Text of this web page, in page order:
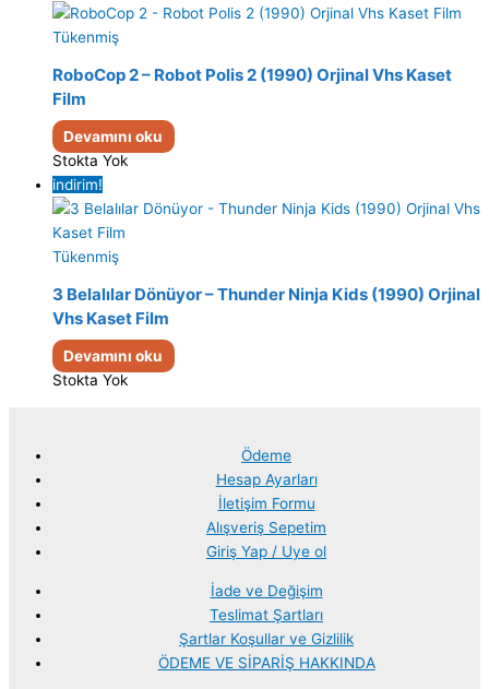
Tükenmiş
RoboCop 2 – Robot Polis 2 (1990) Orjinal Vhs Kaset
Film
Devamını oku
Stokta Yok
indirim!
Tükenmiş
3 Belalılar Dönüyor – Thunder Ninja Kids (1990) Orjinal
Vhs Kaset Film
Devamını oku
Stokta Yok
Ödeme
Hesap Ayarları
İletişim Formu
Alışveriş Sepetim
Giriş Yap / Uye ol
İade ve Değişim
Teslimat Şartları
Şartlar Koşullar ve Gizlilik
ÖDEME VE SİPARİŞ HAKKINDA